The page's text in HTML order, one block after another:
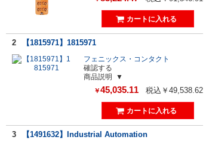
2 【1815971】1815971
フェニックス・コンタクト
確認する
商品説明
￥45,035.11 税込￥49,538.62
3 【1491632】Industrial Automation